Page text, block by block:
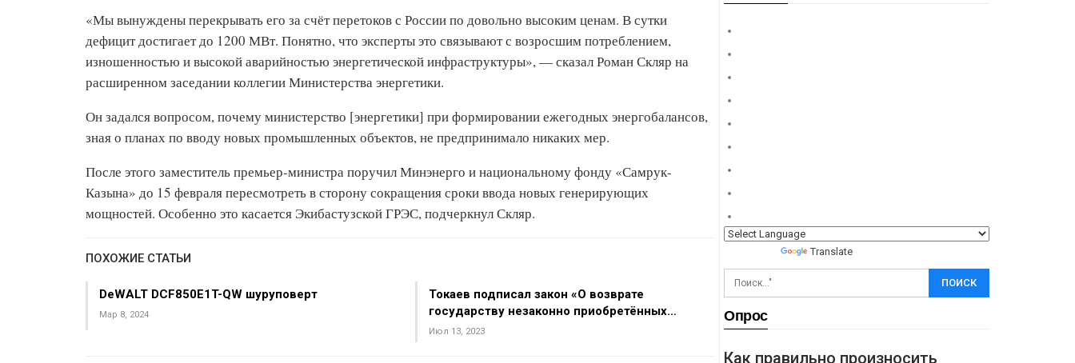
«Мы вынуждены перекрывать его за счёт перетоков с России по довольно высоким ценам. В сутки
дефицит достигает до 1200 МВт. Понятно, что эксперты это связывают с возросшим потреблением,
изношенностью и высокой аварийностью энергетической инфраструктуры», — сказал Роман Скляр на
расширенном заседании коллегии Министерства энергетики.
Он задался вопросом, почему министерство [энергетики] при формировании ежегодных энергобалансов,
зная о планах по вводу новых промышленных объектов, не предпринимало никаких мер.
После этого заместитель премьер-министра поручил Минэнерго и национальному фонду «Самрук-
Казына» до 15 февраля пересмотреть в сторону сокращения сроки ввода новых генерирующих
мощностей. Особенно это касается Экибастузской ГРЭС, подчеркнул Скляр.
ПОХОЖИЕ СТАТЬИ
DeWALT DCF850E1T-QW шуруповерт
Мар 8, 2024
Токаев подписал закон «О возврате
государству незаконно приобретённых…
Июл 13, 2023
Translate
Опрос
Как правильно произносить